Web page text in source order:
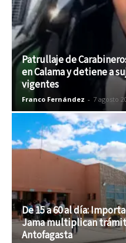
Patrullaje de
en Calama y detiene a
vigentes
Franco Fernández - 7 agosto
De 15 a 60 al día:
Jama multiplican
Antofagasta